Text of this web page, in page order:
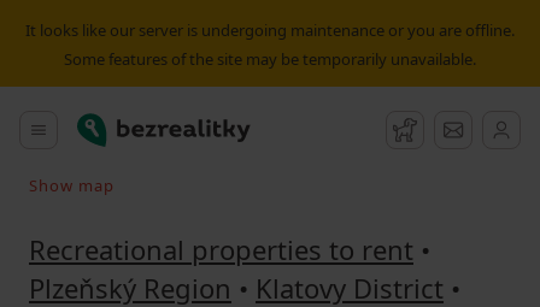
It looks like our server is undergoing maintenance or you are offline.
Some features of the site may be temporarily unavailable.
Main menu
Bezrealitky Watchdog
Search on the map
Show map
Recreational properties to rent •
Plzeňský Region • Klatovy District •